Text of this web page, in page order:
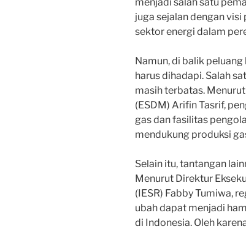
juga sejalan dengan
sektor energi dalam
Namun, di balik
harus dihadapi. Salah
masih terbatas.
(ESDM) Arifin Tasrif,
gas dan fasilitas
mendukung produksi
Selain itu, tantangan
Menurut Direktur
(IESR) Fabby Tumiwa,
ubah dapat menjadi
di Indonesia. Oleh